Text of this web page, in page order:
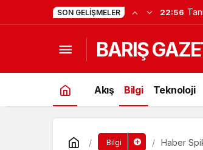
SON GELIŞMELER 22:56
BARIŞ
Akış Bilgi Teknoloji
Bilgi Haber